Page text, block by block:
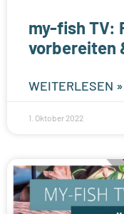
my-fish TV:
vorbereiten
WEITERLESEN »
1. Oktober 2022